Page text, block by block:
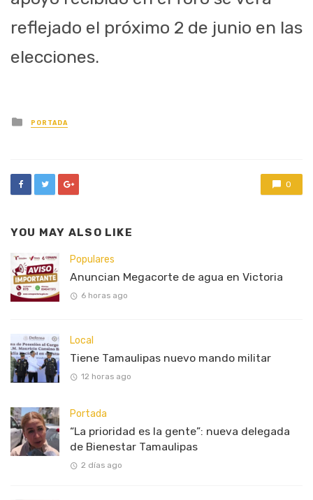
reflejado el próximo 2 de junio en las
elecciones.
Posted
in
PORTADA
0
YOU MAY ALSO LIKE
Populares
Anuncian Megacorte de agua en Victoria
6 horas ago
Local
Tiene Tamaulipas nuevo mando militar
12 horas ago
Portada
“La prioridad es la gente”: nueva delegada
de Bienestar Tamaulipas
2 días ago